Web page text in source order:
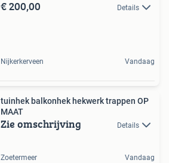
€ 200,00 Details
Nijkerkerveen Vandaag
tuinhek balkonhek hekwerk trappen OP
MAAT
Zie omschrijving Details
Zoetermeer Vandaag